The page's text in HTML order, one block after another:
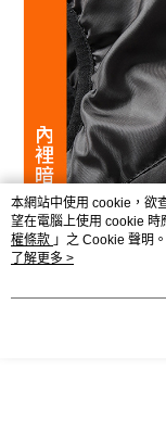
本網站中使用 cookie，欲
望在電腦上使用 cookie 時
權條款 」之 Cookie 聲明
用條款之 Cookie 聲明使用
了解更多 >